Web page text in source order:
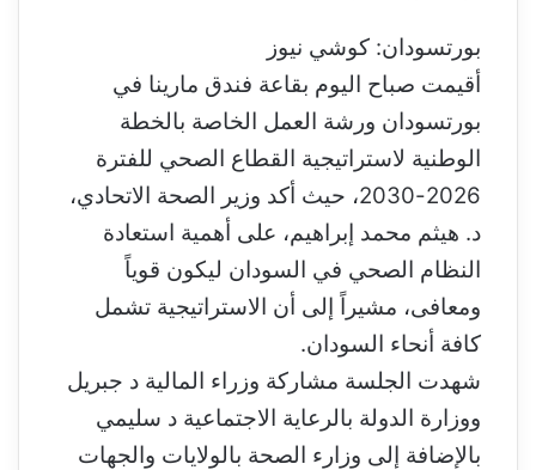
ل
ب
د
ا
ل
ك
ر
و
ي
ا
بورتسودان: كوشي نيوز
أقيمت صباح اليوم بقاعة فندق مارينا في
بورتسودان ورشة العمل الخاصة بالخطة
الوطنية لاستراتيجية القطاع الصحي للفترة
2026-2030
، حيث أكد وزير الصحة الاتحادي،
د. هيثم محمد إبراهيم، على أهمية استعادة
النظام الصحي في السودان ليكون قوياً
ومعافى، مشيراً إلى أن الاستراتيجية تشمل
كافة أنحاء السودان.
شهدت الجلسة مشاركة وزراء المالية د جبريل
ووزارة الدولة بالرعاية الاجتماعية د سليمي
بالإضافة إلى وزارء الصحة بالولايات والجهات